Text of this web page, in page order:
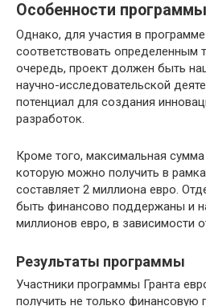
Особенности программы
Однако, для участия в
соответствовать определенным
очередь, проект должен быть
научно-исследовательской
потенциал для создания
разработок.
Кроме того, максимальная
которую можно получить в
составляет 2 миллиона евро.
быть финансово поддержаны и
миллионов евро, в зависимости
Результаты программы
Участники программы Гранта
получить не только финансовую